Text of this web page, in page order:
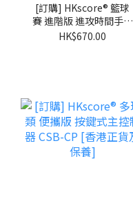
[訂購] HKscore® 籃球
賽 進階版 進攻時間手掣
CDS-CS [香港正貨及保HK$670.00